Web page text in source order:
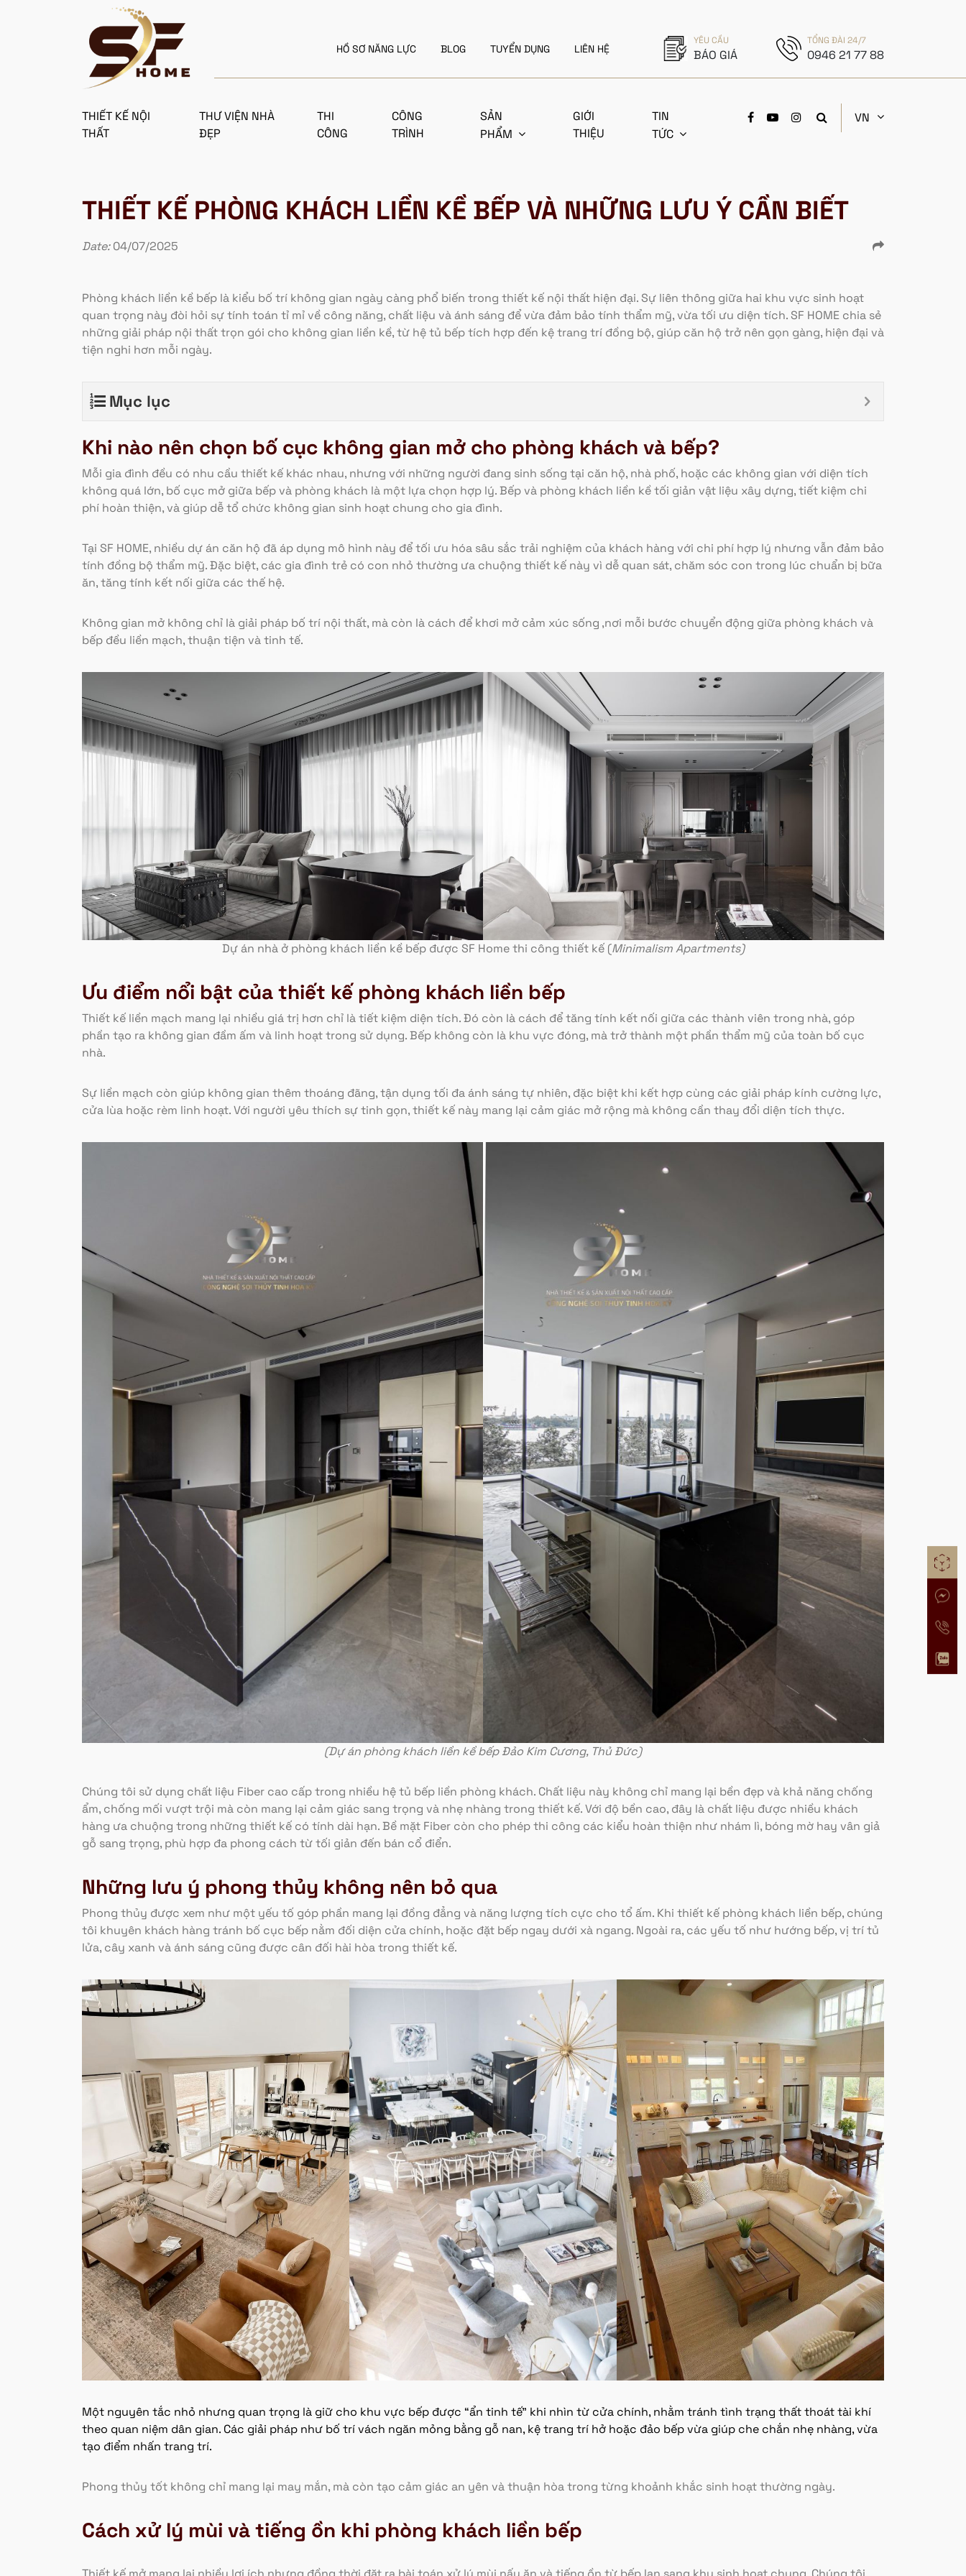
HỒ SƠ NĂNG LỰC BLOG TUYỂN DỤNG LIÊN HỆ
YÊU CẦU
BÁO GIÁ
TỔNG ĐÀI 24/7
0946 21 77 88
THIẾT KẾ NỘI
THẤT
THƯ VIỆN NHÀ
ĐẸP
THI
CÔNG
CÔNG
TRÌNH
SẢN
PHẨM
GIỚI
THIỆU
TIN
TỨC
VN
THIẾT KẾ PHÒNG KHÁCH LIỀN KỀ BẾP VÀ NHỮNG LƯU Ý CẦN BIẾT
Date:04/07/2025
Phòng khách liền kề bếp là kiểu bố trí không gian ngày càng phổ biến trong thiết kế nội thất hiện đại. Sự liên thông giữa hai khu vực sinh hoạt
quan trọng này đòi hỏi sự tính toán tỉ mỉ về công năng, chất liệu và ánh sáng để vừa đảm bảo tính thẩm mỹ, vừa tối ưu diện tích. SF HOME chia sẻ
những giải pháp nội thất trọn gói cho không gian liền kề, từ hệ tủ bếp tích hợp đến kệ trang trí đồng bộ, giúp căn hộ trở nên gọn gàng, hiện đại và
tiện nghi hơn mỗi ngày.
Mục lục
Khi nào nên chọn bố cục không gian mở cho phòng khách và bếp?
Mỗi gia đình đều có nhu cầu thiết kế khác nhau, nhưng với những người đang sinh sống tại căn hộ, nhà phố, hoặc các không gian với diện tích
không quá lớn, bố cục mở giữa bếp và phòng khách là một lựa chọn hợp lý. Bếp và phòng khách liền kề tối giản vật liệu xây dựng, tiết kiệm chi
phí hoàn thiện, và giúp dễ tổ chức không gian sinh hoạt chung cho gia đình.
Tại SF HOME, nhiều dự án căn hộ đã áp dụng mô hình này để tối ưu hóa sâu sắc trải nghiệm của khách hàng với chi phí hợp lý nhưng vẫn đảm bảo
tính đồng bộ thẩm mỹ. Đặc biệt, các gia đình trẻ có con nhỏ thường ưa chuộng thiết kế này vì dễ quan sát, chăm sóc con trong lúc chuẩn bị bữa
ăn, tăng tính kết nối giữa các thế hệ.
Không gian mở không chỉ là giải pháp bố trí nội thất, mà còn là cách để khơi mở cảm xúc sống ,nơi mỗi bước chuyển động giữa phòng khách và
bếp đều liền mạch, thuận tiện và tinh tế.
Dự án nhà ở phòng khách liền kề bếp được SF Home thi công thiết kế (Minimalism Apartments)
Ưu điểm nổi bật của thiết kế phòng khách liền bếp
Thiết kế liền mạch mang lại nhiều giá trị hơn chỉ là tiết kiệm diện tích. Đó còn là cách để tăng tính kết nối giữa các thành viên trong nhà, góp
phần tạo ra không gian đầm ấm và linh hoạt trong sử dụng. Bếp không còn là khu vực đóng, mà trở thành một phần thẩm mỹ của toàn bố cục
nhà.
Sự liền mạch còn giúp không gian thêm thoáng đãng, tận dụng tối đa ánh sáng tự nhiên, đặc biệt khi kết hợp cùng các giải pháp kính cường lực,
cửa lùa hoặc rèm linh hoạt. Với người yêu thích sự tinh gọn, thiết kế này mang lại cảm giác mở rộng mà không cần thay đổi diện tích thực.
(Dự án phòng khách liền kề bếp Đảo Kim Cương, Thủ Đức)
Chúng tôi sử dụng chất liệu Fiber cao cấp trong nhiều hệ tủ bếp liền phòng khách. Chất liệu này không chỉ mang lại bền đẹp và khả năng chống
ẩm, chống mối vượt trội mà còn mang lại cảm giác sang trọng và nhẹ nhàng trong thiết kế. Với độ bền cao, đây là chất liệu được nhiều khách
hàng ưa chuộng trong những thiết kế có tính dài hạn. Bề mặt Fiber còn cho phép thi công các kiểu hoàn thiện như nhám lì, bóng mờ hay vân giả
gỗ sang trọng, phù hợp đa phong cách từ tối giản đến bán cổ điển.
Những lưu ý phong thủy không nên bỏ qua
Phong thủy được xem như một yếu tố góp phần mang lại đồng đẳng và năng lượng tích cực cho tổ ấm. Khi thiết kế phòng khách liền bếp, chúng
tôi khuyên khách hàng tránh bố cục bếp nằm đối diện cửa chính, hoặc đặt bếp ngay dưới xà ngang. Ngoài ra, các yếu tố như hướng bếp, vị trí tủ
lửa, cây xanh và ánh sáng cũng được cân đối hài hòa trong thiết kế.
Một nguyên tắc nhỏ nhưng quan trọng là giữ cho khu vực bếp được “ẩn tinh tế” khi nhìn từ cửa chính, nhằm tránh tình trạng thất thoát tài khí
theo quan niệm dân gian. Các giải pháp như bố trí vách ngăn mỏng bằng gỗ nan, kệ trang trí hở hoặc đảo bếp vừa giúp che chắn nhẹ nhàng, vừa
tạo điểm nhấn trang trí.
Phong thủy tốt không chỉ mang lại may mắn, mà còn tạo cảm giác an yên và thuận hòa trong từng khoảnh khắc sinh hoạt thường ngày.
Cách xử lý mùi và tiếng ồn khi phòng khách liền bếp